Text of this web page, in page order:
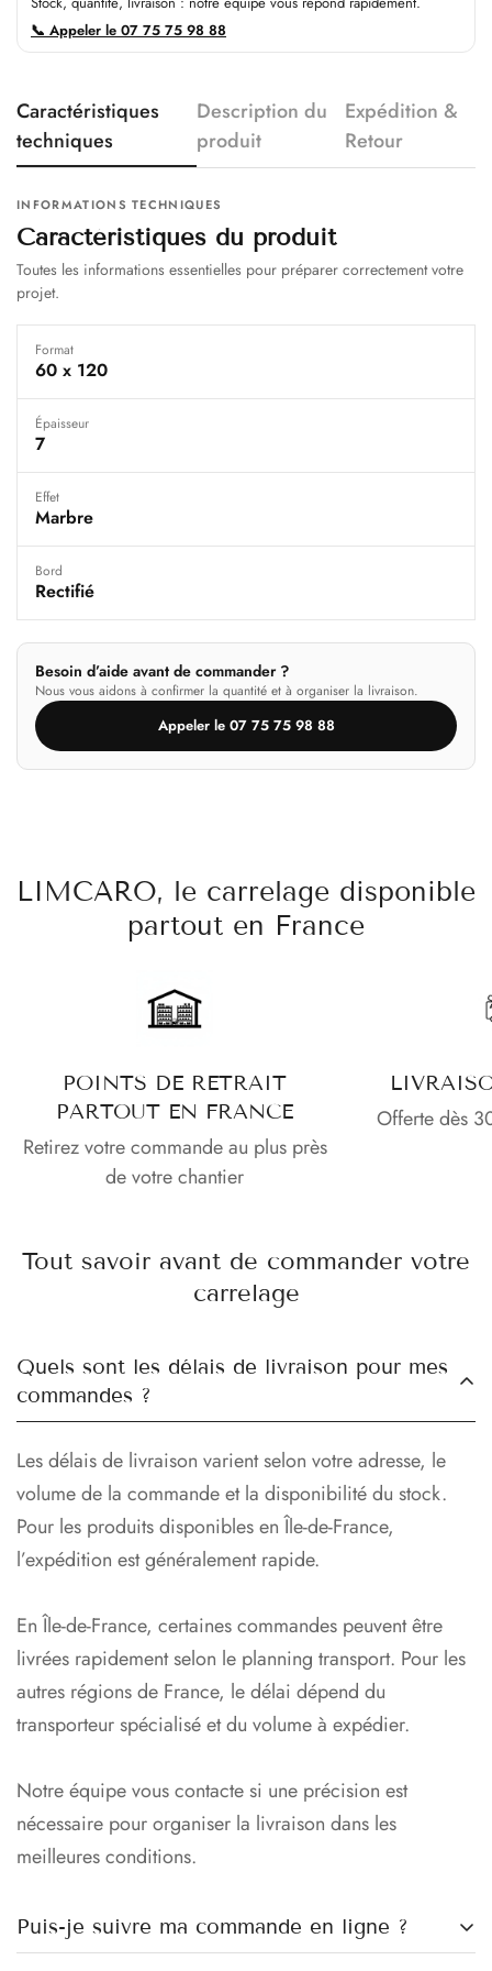
📞 Appeler le 07 75 75 98 88
Caractéristiques
techniques
Description du
produit
Expédition &
Retour
INFORMATIONS TECHNIQUES
Caractéristiques du produit
Toutes les informations essentielles pour préparer correctement votre
projet.
Format
60 x 120
Épaisseur
7
Effet
Marbre
Bord
Rectifié
Besoin d’aide avant de commander ?
Nous vous aidons à confirmer la quantité et à organiser la livraison.
Appeler le 07 75 75 98 88
LIMCARO, le carrelage disponible
partout en France
POINTS DE RETRAIT
PARTOUT EN FRANCE
Retirez votre commande au plus près
de votre chantier
Offerte dès
Tout savoir avant de commander votre
carrelage
Quels sont les délais de livraison pour mes
commandes ?
Les délais de livraison varient selon votre adresse, le
volume de la commande et la disponibilité du stock.
Pour les produits disponibles en Île-de-France,
l’expédition est généralement rapide.
En Île-de-France, certaines commandes peuvent être
livrées rapidement selon le planning transport. Pour les
autres régions de France, le délai dépend du
transporteur spécialisé et du volume à expédier.
Notre équipe vous contacte si une précision est
nécessaire pour organiser la livraison dans les
meilleures conditions.
Puis-je suivre ma commande en ligne ?